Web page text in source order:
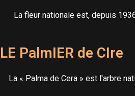
La fleur nationale est, depuis
LE PalmIER de CIre
La « Palma de Cera » est l'arbre